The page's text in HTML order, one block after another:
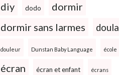
diy
dodo
dormir
dormir sans larmes
doula
douleur Dunstan Baby Language école
écran écran et enfant écrans